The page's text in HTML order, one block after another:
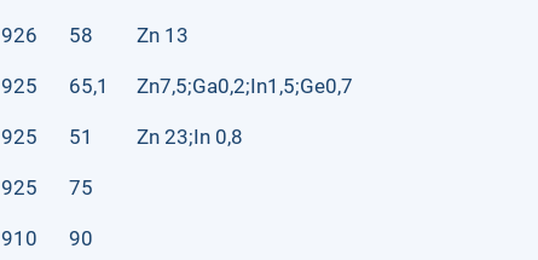
926 58 Zn 13
925 65,1 Zn7,5;Ga0,2;In1,5;Ge0,7
925 51 Zn 23;In 0,8
925 75
910 90